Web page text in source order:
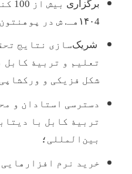
برگزاری بیش از 100
۱۴۰4 هـ. ش در
شریکسازی نتایج
تعلیم و تربیۀ کابل
شکل فزیکی و
دسترسی استادان و
تربیۀ کابل با
بین‌المللی؛
خرید نرم